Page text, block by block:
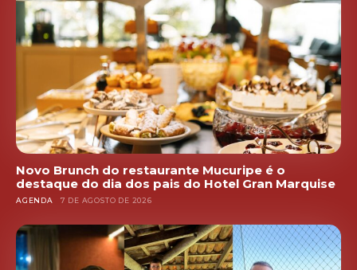
Novo Brunch do restaurante Mucuripe é o
destaque do dia dos pais do Hotel Gran Marquise
AGENDA 7 DE AGOSTO DE 2026